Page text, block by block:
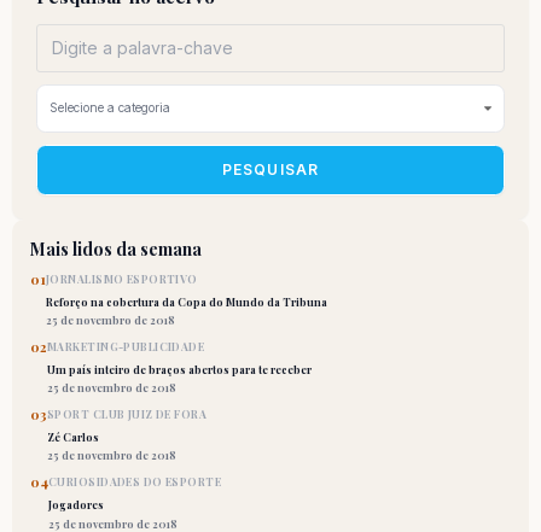
PESQUISAR
Mais lidos da semana
01JORNALISMO ESPORTIVO
Reforço na cobertura da Copa do Mundo da Tribuna
25 de novembro de 2018
02MARKETING-PUBLICIDADE
Um país inteiro de braços abertos para te receber
25 de novembro de 2018
03SPORT CLUB JUIZ DE FORA
Zé Carlos
25 de novembro de 2018
04CURIOSIDADES DO ESPORTE
Jogadores
25 de novembro de 2018